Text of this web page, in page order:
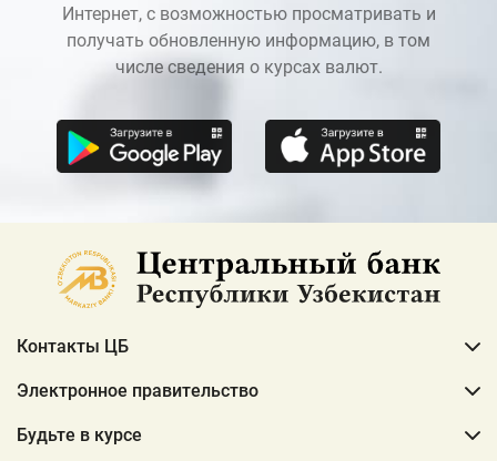
Интернет, с возможностью просматривать и
получать обновленную информацию, в том
числе сведения о курсах валют.
Контакты ЦБ
Электронное правительство
Будьте в курсе